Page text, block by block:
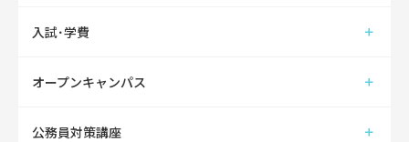
入試･学費
オープンキャンパス
公務員対策講座